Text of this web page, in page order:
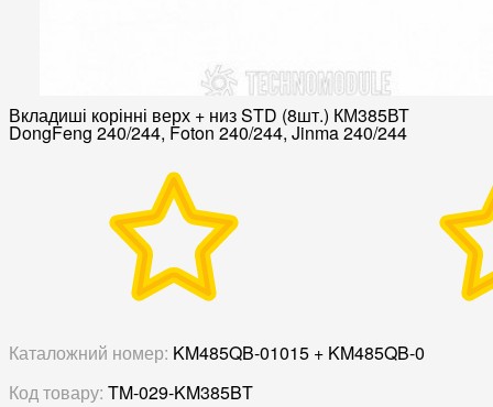
Вкладиші корінні верх + низ STD (8шт.) КМ385ВТ
DongFeng 240/244, Foton 240/244, Jinma 240/244
Каталожний номер: KM485QB-01015 + KM485QB-0
Код товару: TM-029-KM385BT